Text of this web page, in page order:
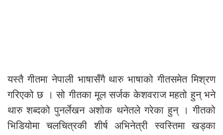
यस्तै गीतमा नेपाली भाषासँगै थारु भाषाको गीतसमेत मिश्रण
गरिएको छ । सो गीतका मूल सर्जक केशवराज महतो हुन् भने
थारु शब्दको पुनर्लेखन अशोक थनेतले गरेका हुन् । गीतको
भिडियोमा चलचित्रकी शीर्ष अभिनेत्री स्वस्तिमा खड्का